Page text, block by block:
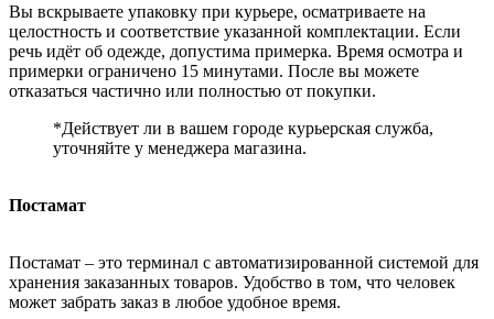
Вы вскрываете упаковку при курьере, осматриваете на
целостность и соответствие указанной комплектации. Если
речь идёт об одежде, допустима примерка. Время осмотра и
примерки ограничено 15 минутами. После вы можете
отказаться частично или полностью от покупки.
*Действует ли в вашем городе курьерская служба,
уточняйте у менеджера магазина.
Постамат
Постамат – это терминал с автоматизированной системой для
хранения заказанных товаров. Удобство в том, что человек
может забрать заказ в любое удобное время.